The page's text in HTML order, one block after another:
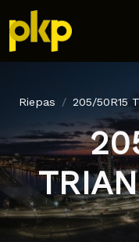
Riepas 205/50R15